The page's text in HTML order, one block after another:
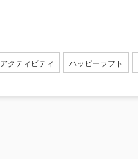
アクティビティ ハッピーラフト